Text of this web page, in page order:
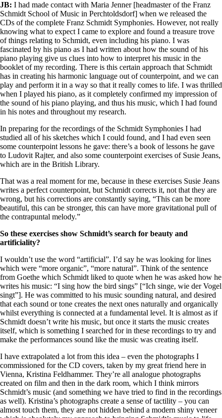
JB: I had made contact with Maria Jenner [headmaster of the Franz
Schmidt School of Music in Perchtoldsdorf] when we released the
CDs of the complete Franz Schmidt Symphonies. However, not really
knowing what to expect I came to explore and found a treasure trove
of things relating to Schmidt, even including his piano. I was
fascinated by his piano as I had written about how the sound of his
piano playing give us clues into how to interpret his music in the
booklet of my recording. There is this certain approach that Schmidt
has in creating his harmonic language out of counterpoint, and we can
play and perform it in a way so that it really comes to life. I was thrilled
when I played his piano, as it completely confirmed my impression of
the sound of his piano playing, and thus his music, which I had found
in his notes and throughout my research.
In preparing for the recordings of the Schmidt Symphonies I had
studied all of his sketches which I could found, and I had even seen
some counterpoint lessons he gave: there’s a book of lessons he gave
to Ludovit Rajter, and also some counterpoint exercises of Susie Jeans,
which are in the British Library.
That was a real moment for me, because in these exercises Susie Jeans
writes a perfect counterpoint, but Schmidt corrects it, not that they are
wrong, but his corrections are constantly saying, “This can be more
beautiful, this can be stronger, this can have more gravitational pull of
the contrapuntal melody.”
So these exercises show Schmidt’s search for beauty and
artificiality?
I wouldn’t use the word “artificial”. I’d say he was looking for lines
which were “more organic”, “more natural”. Think of the sentence
from Goethe which Schmidt liked to quote when he was asked how he
writes his music: “I sing how the bird sings” [“Ich singe, wie der Vogel
singt”]. He was committed to his music sounding natural, and desired
that each sound or tone creates the next ones naturally and organically
whilst everything is connected at a fundamental level. It is almost as if
Schmidt doesn’t write his music, but once it starts the music creates
itself, which is something I searched for in these recordings to try and
make the performances sound like the music was creating itself.
I have extrapolated a lot from this idea – even the photographs I
commissioned for the CD covers, taken by my great friend here in
Vienna, Kristina Feldhammer. They’re all analogue photographs
created on film and then in the dark room, which I think mirrors
Schmidt’s music (and something we have tried to find in the recordings
as well). Kristina’s photographs create a sense of tactility – you can
almost touch them, they are not hidden behind a modern shiny veneer